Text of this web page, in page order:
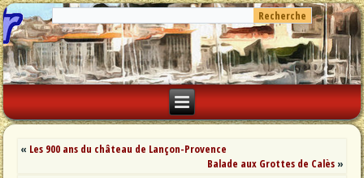
« Les 900 ans du château de Lançon-Provence
Balade aux Grottes de Calès»